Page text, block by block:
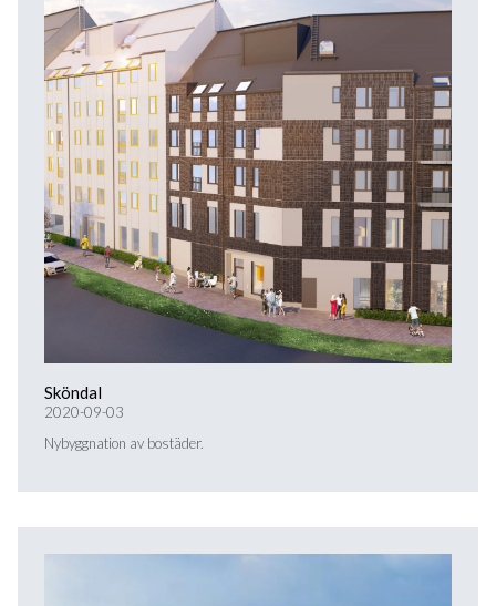
Sköndal
2020-09-03
Nybyggnation av bostäder.